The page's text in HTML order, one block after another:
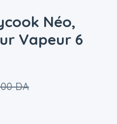
Néo,
Vapeur 6
DA